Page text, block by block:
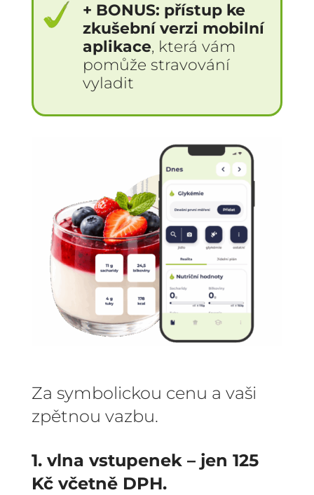
+ BONUS: přístup ke
zkušební verzi mobilní
aplikace, která vám
pomůže stravování
vyladit
Za symbolickou cenu a vaši
zpětnou vazbu.
1. vlna vstupenek – jen 125
Kč včetně DPH.